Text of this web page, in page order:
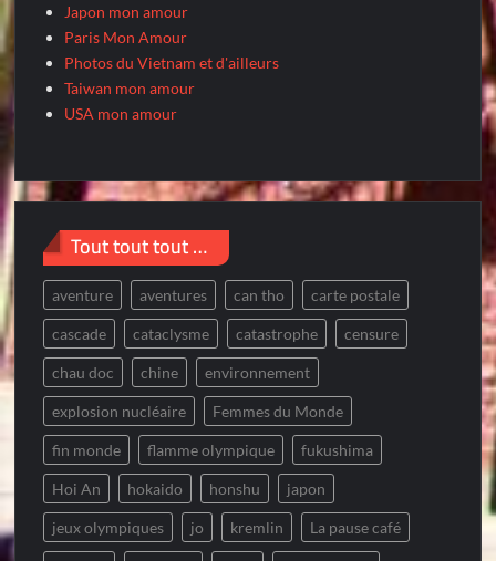
Japon mon amour
Paris Mon Amour
Photos du Vietnam et d'ailleurs
Taiwan mon amour
USA mon amour
Tout tout tout …
aventure aventures can tho carte postale
cascade cataclysme catastrophe censure
chau doc chine environnement
explosion nucléaire Femmes du Monde
fin monde flamme olympique fukushima
Hoi An hokaido honshu japon
jeux olympiques jo kremlin La pause café